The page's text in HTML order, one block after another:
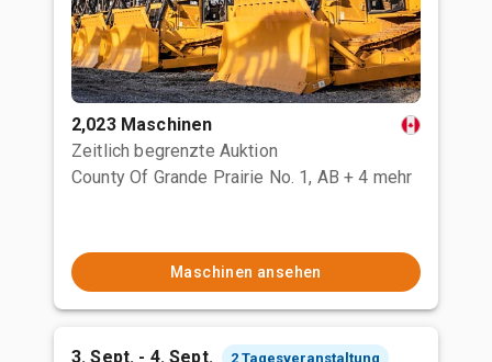
2,023 Maschinen
Zeitlich begrenzte Auktion
County Of Grande Prairie No. 1, AB + 4 mehr
Maschinen ansehen
3. Sept. - 4. Sept. 2 Tagesveranstaltung